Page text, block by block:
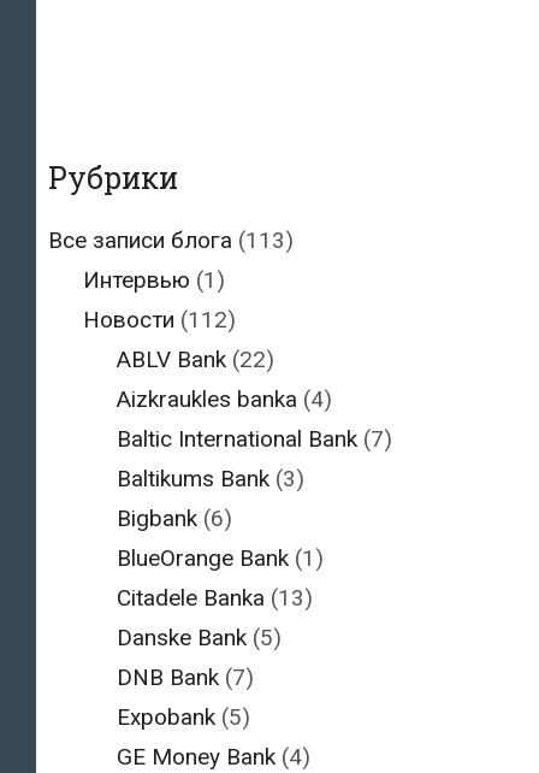
Рубрики
Все записи блога (113)
Интервью (1)
Новости (112)
ABLV Bank (22)
Aizkraukles banka (4)
Baltic International Bank (7)
Baltikums Bank (3)
Bigbank (6)
BlueOrange Bank (1)
Citadele Banka (13)
Danske Bank (5)
DNB Bank (7)
Expobank (5)
GE Money Bank (4)